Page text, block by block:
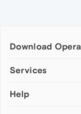
Download Opera
Computer browsers
Opera for Mac
Services
Add-ons
Help